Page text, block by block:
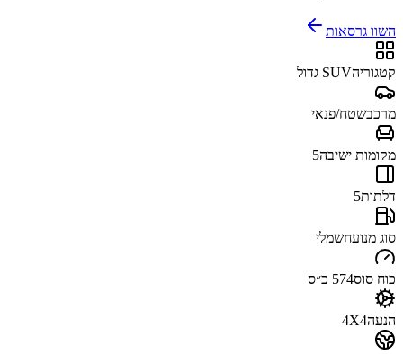
השוו גרסאות
קטגוריהSUV גדול
מרכבשטח/פנאי
מקומות ישיבה5
דלתות5
סוג מנועחשמלי
כוח סוס574 כ״ס
הנעה4X4